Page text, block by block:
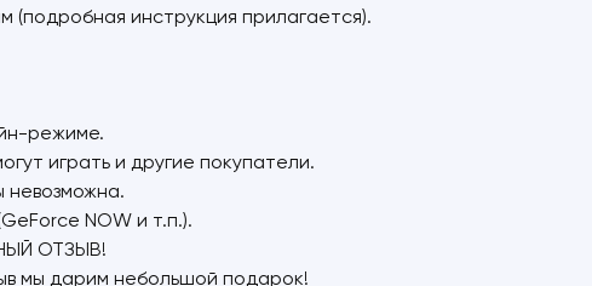
инструкция прилагается).
режиме.
играть и другие покупатели.
невозможна.
NOW и т.п.).
ОТЗЫВ!
мы дарим небольшой подарок!